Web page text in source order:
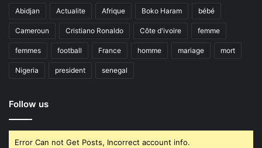
Abidjan Actualite Afrique Boko Haram bébé
Cameroun Cristiano Ronaldo Côte d'ivoire femme
femmes football France homme mariage mort
Nigeria president senegal
Follow us
Error Can not Get Posts, Incorrect account info.